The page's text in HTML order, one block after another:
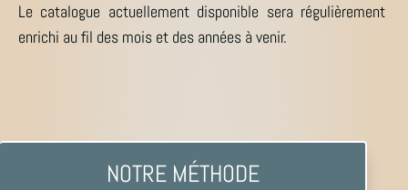
Le catalogue actuellement disponible sera régulièrement
enrichi au fil des mois et des années à venir.
NOTRE MÉTHODE